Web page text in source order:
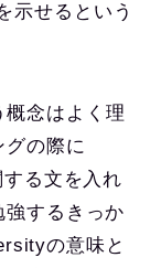
示せるという
念はよく理
グの際に
る文を入れ
強するきっか
の意味と